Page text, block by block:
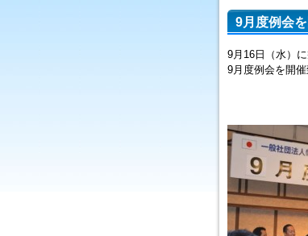
9月度例会
9月16日（水）
9月度例会を開催